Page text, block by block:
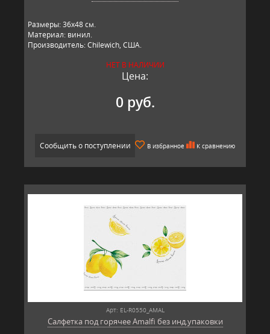
Размеры: 36х48 см.
Материал: винил.
Производитель: Chilewich, США.
НЕТ В НАЛИЧИИ
Цена:
0 руб.
Сообщить о поступлении В избранное К сравнению
Арт: EL-R0550_AMAL
Салфетка под горячее Amalfi без инд.упаковки